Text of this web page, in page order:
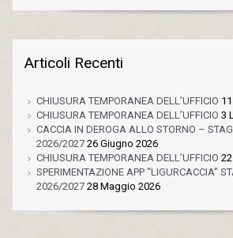
Articoli Recenti
CHIUSURA TEMPORANEA DELL’UFFICIO
CHIUSURA TEMPORANEA DELL’UFFICIO 3
CACCIA IN DEROGA ALLO STORNO –
2026/2027 26 Giugno 2026
CHIUSURA TEMPORANEA DELL’UFFICIO
SPERIMENTAZIONE APP “LIGURCACCIA”
2026/2027 28 Maggio 2026